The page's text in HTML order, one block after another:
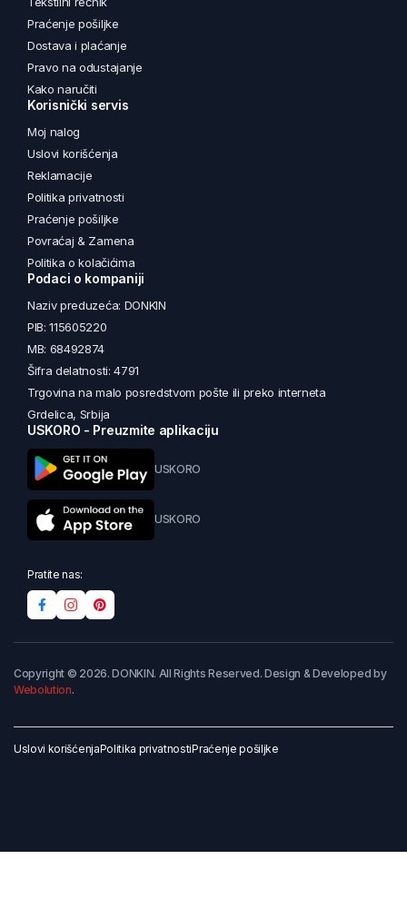
Praćenje pošiljke
Dostava i plaćanje
Pravo na odustajanje
Kako naručiti
Korisnički servis
Moj nalog
Uslovi korišćenja
Reklamacije
Politika privatnosti
Praćenje pošiljke
Povraćaj & Zamena
Politika o kolačićima
Podaci o kompaniji
Naziv preduzeća: DONKIN
PIB: 115605220
MB: 68492874
Šifra delatnosti: 4791
Trgovina na malo posredstvom pošte ili preko interneta
Grdelica, Srbija
USKORO - Preuzmite aplikaciju
USKORO
USKORO
Pratite nas:
Copyright © 2026. DONKIN. All Rights Reserved. Design & Developed by
Webolution.
Uslovi korišćenjaPolitika privatnostiPraćenje pošiljke